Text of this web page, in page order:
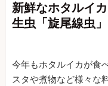
新鮮なホタルイ
生虫「旋尾線虫
今年もホタルイカが食
スタや煮物など様々な